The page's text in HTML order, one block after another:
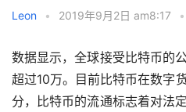
Leon • 2019年9月2日 am8:17 •
数据显示，全球接受比特币的
超过10万。目前比特币在数字
分，比特币的流通标志着对法